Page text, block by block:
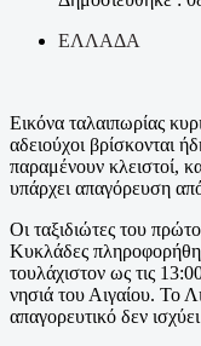
ΕΛΛΑΔΑ
Εικόνα ταλαιπωρίας
αδειούχοι βρίσκονται
παραμένουν κλειστοί,
υπάρχει απαγόρευση
Οι ταξιδιώτες του
Κυκλάδες
τουλάχιστον ως τις
νησιά του Αιγαίου. Το
απαγορευτικό δεν